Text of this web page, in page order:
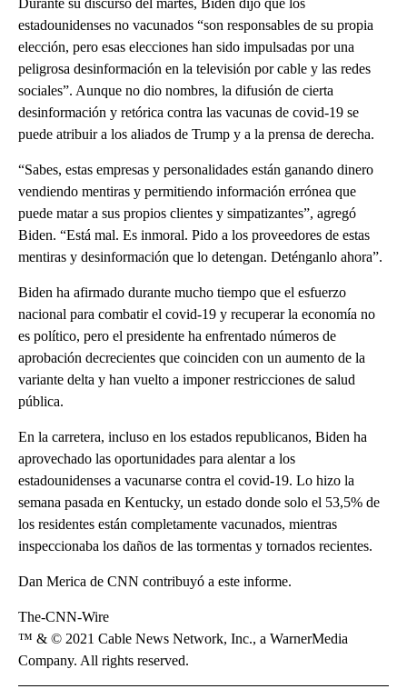
Durante su discurso del martes, Biden dijo que los
estadounidenses no vacunados “son responsables de su propia
elección, pero esas elecciones han sido impulsadas por una
peligrosa desinformación en la televisión por cable y las redes
sociales”. Aunque no dio nombres, la difusión de cierta
desinformación y retórica contra las vacunas de covid-19 se
puede atribuir a los aliados de Trump y a la prensa de derecha.
“Sabes, estas empresas y personalidades están ganando dinero
vendiendo mentiras y permitiendo información errónea que
puede matar a sus propios clientes y simpatizantes”, agregó
Biden. “Está mal. Es inmoral. Pido a los proveedores de estas
mentiras y desinformación que lo detengan. Deténganlo ahora”.
Biden ha afirmado durante mucho tiempo que el esfuerzo
nacional para combatir el covid-19 y recuperar la economía no
es político, pero el presidente ha enfrentado números de
aprobación decrecientes que coinciden con un aumento de la
variante delta y han vuelto a imponer restricciones de salud
pública.
En la carretera, incluso en los estados republicanos, Biden ha
aprovechado las oportunidades para alentar a los
estadounidenses a vacunarse contra el covid-19. Lo hizo la
semana pasada en Kentucky, un estado donde solo el 53,5% de
los residentes están completamente vacunados, mientras
inspeccionaba los daños de las tormentas y tornados recientes.
Dan Merica de CNN contribuyó a este informe.
The-CNN-Wire
™ & © 2021 Cable News Network, Inc., a WarnerMedia
Company. All rights reserved.